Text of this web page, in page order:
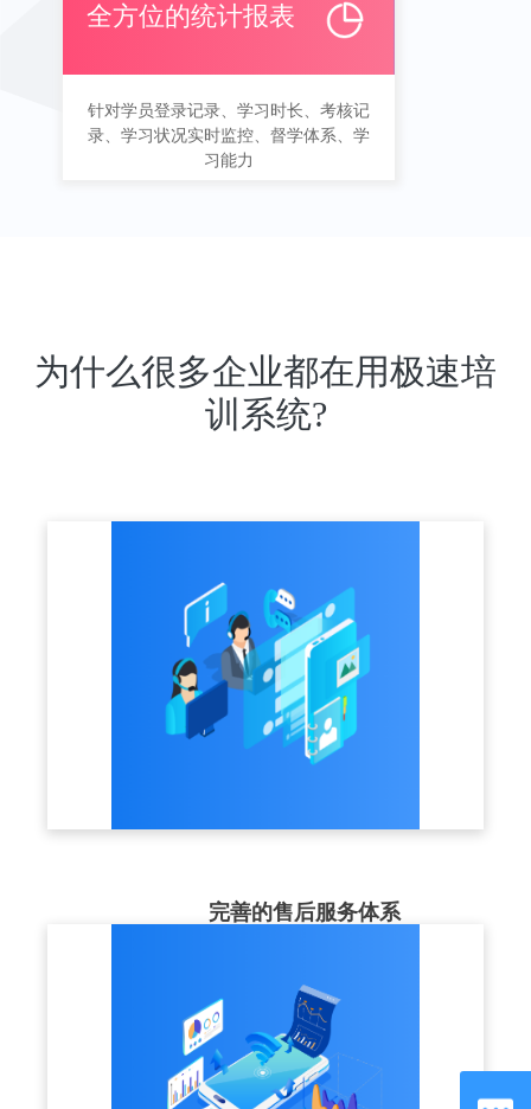
全方位的统计报表
针对学员登录记录、学习时长、考核记
录、学习状况实时监控、督学体系、学
习能力
为什么很多企业都在用极速培
训系统?
完善的售后服务体系
7x24小时及时响应，让客户使用更加放心。